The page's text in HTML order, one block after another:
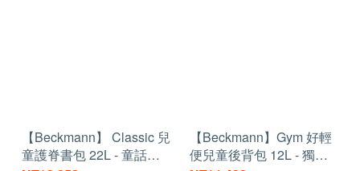
【Beckmann】 Classic 兒
童護脊書包 22L - 童話城
【Beckmann】Gym 好輕
便兒童後背包 12L - 獨角